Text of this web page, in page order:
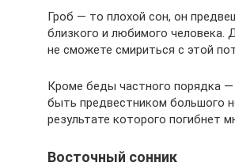
Гроб — то плохой сон, он
близкого и любимого человека.
не сможете смириться с этой
Кроме беды частного порядка
быть предвестником большого
результате которого погибнет
Восточный сонник